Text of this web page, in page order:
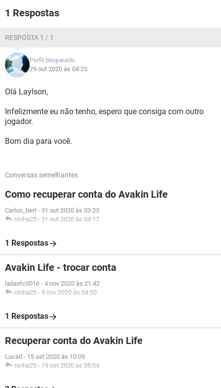
1 Respostas
RESPOSTA 1 / 1
Perfil bloqueado
29 out 2020 às 04:25
Olá Laylson,
Infelizmente eu não tenho, espero que consiga com outro
jogador.
Bom dia para você.
Conversas semelhantes
Como recuperar conta do Avakin Life
Carlos_bert - 31 out 2020 às 03:23
ninha25 - 31 out 2020 às 04:17
1 Respostas
Avakin Life - trocar conta
lailaofc0016 - 4 nov 2020 às 21:42
ninha25 - 9 nov 2020 às 04:50
1 Respostas
Recuperar conta do Avakin Life
Lucad - 15 set 2020 às 10:09
ninha25 - 19 set 2020 às 05:04